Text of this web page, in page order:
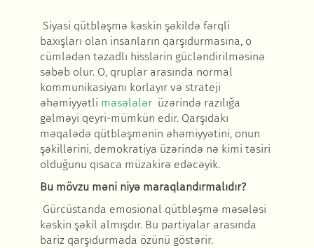
Siyasi qütbləşmə kəskin şəkildə fərqli
baxışları olan insanların qarşıdurmasına, o
cümlədən təzadlı hisslərin gücləndirilməsinə
səbəb olur. O, qruplar arasında normal
kommunikasiyanı korlayır və strateji
əhəmiyyətli məsələlər üzərində razılığa
gəlməyi qeyri-mümkün edir. Qarşıdakı
məqalədə qütbləşmənin əhəmiyyətini, onun
şəkillərini, demokratiya üzərində nə kimi təsiri
olduğunu qısaca müzakirə edəcəyik.
Bu mövzu məni niyə maraqlandırmalıdır?
Gürcüstanda emosional qütbləşmə məsələsi
kəskin şəkil almışdır. Bu partiyalar arasında
bariz qarşıdurmada özünü göstərir.